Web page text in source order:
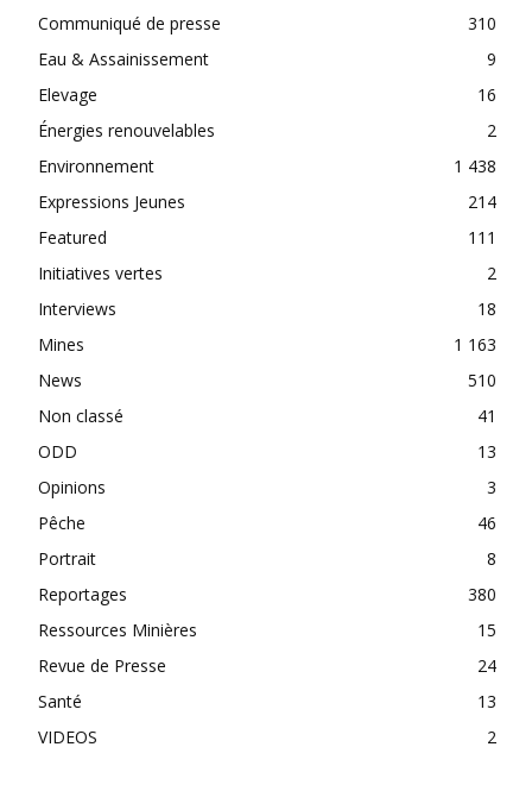
Communiqué de presse
310
Eau & Assainissement
9
Elevage
16
Énergies renouvelables
2
Environnement
1 438
Expressions Jeunes
214
Featured
111
Initiatives vertes
2
Interviews
18
Mines
1 163
News
510
Non classé
41
ODD
13
Opinions
3
Pêche
46
Portrait
8
Reportages
380
Ressources Minières
15
Revue de Presse
24
Santé
13
VIDEOS
2